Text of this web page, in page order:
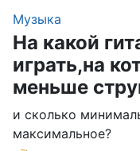
Музыка
На какой
играть,на
меньше
и сколько
максимальное?